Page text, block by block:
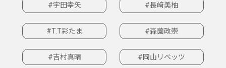
#宇田幸矢 #長﨑美柚
#T.T彩たま #森薗政崇
#吉村真晴 #岡山リベッツ